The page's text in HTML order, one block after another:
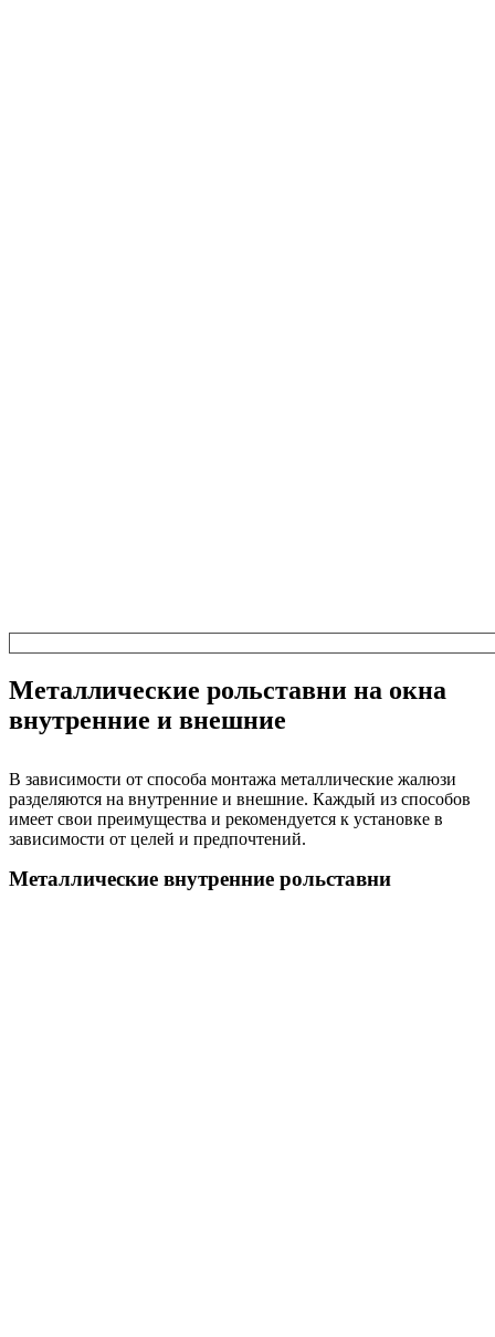
Металлические рольставни на окна
внутренние и внешние
В зависимости от способа монтажа металлические жалюзи
разделяются на внутренние и внешние. Каждый из способов
имеет свои преимущества и рекомендуется к установке в
зависимости от целей и предпочтений.
Металлические внутренние рольставни